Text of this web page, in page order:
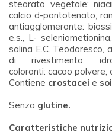
stearato vegetale;
calcio d-pantotenato,
antiagglomerante:
e.s., L-
salina E.C. Teodoresco,
di rivestimento:
coloranti: cacao polvere,
Contiene crostacei e
Senza glutine.
Caratteristiche